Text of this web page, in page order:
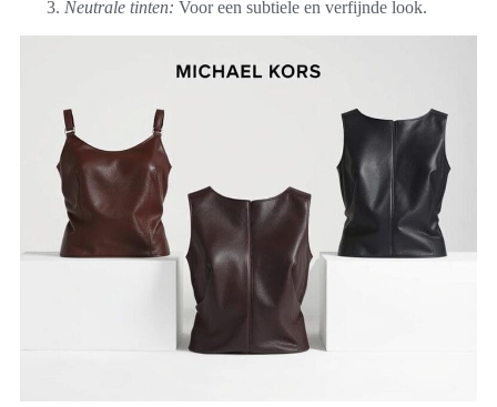
Neutrale tinten: Voor een subtiele en verfijnde look.